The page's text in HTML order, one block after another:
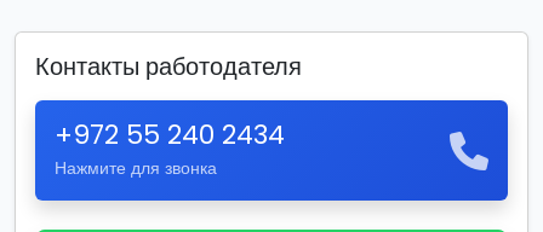
Контакты работодателя
+972 55 240 2434
Нажмите для звонка